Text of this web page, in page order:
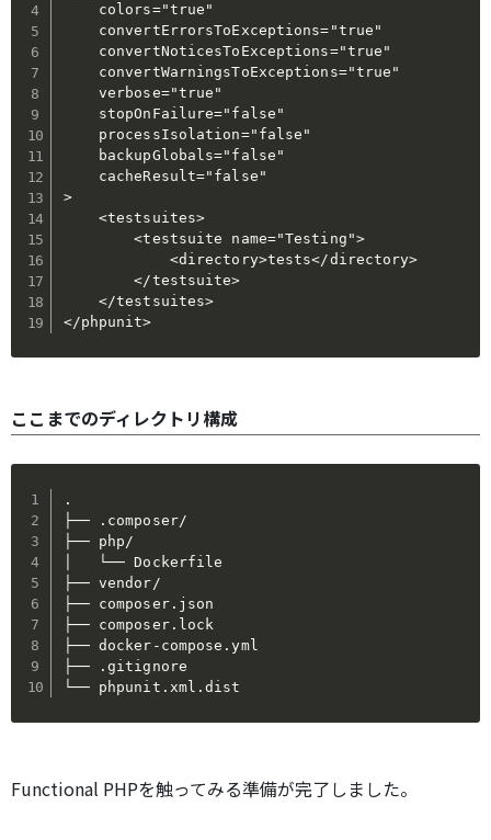
    colors="true"
    convertErrorsToExceptions="true"
    convertNoticesToExceptions="true"
    convertWarningsToExceptions="true"
    verbose="true"
    stopOnFailure="false"
    processIsolation="false"
    backupGlobals="false"
    cacheResult="false"
>
    <testsuites>
        <testsuite name="Testing">
            <directory>tests</directory>
        </testsuite>
    </testsuites>
</phpunit>
ここまでのディレクトリ構成
.
├── .composer/
├── php/
│   └── Dockerfile
├── vendor/
├── composer.json
├── composer.lock
├── docker-compose.yml
├── .gitignore
└── phpunit.xml.dist
Functional PHPを触ってみる準備が完了しました。